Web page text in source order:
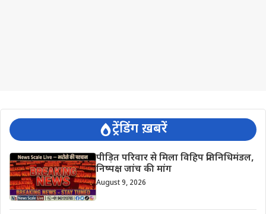
ट्रेंडिंग ख़बरें
पीड़ित परिवार से मिला विहिप प्रतिनिधिमंडल,
निष्पक्ष जांच की मांग
August 9, 2026